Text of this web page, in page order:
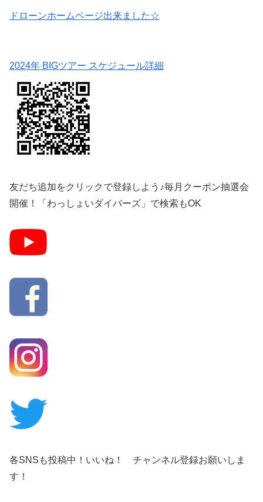
ドローンホームページ出来ました☆
2024年 BIGツアー スケジュール詳細
友だち追加をクリックで登録しよう♪毎月クーポン抽選会
開催！「わっしょいダイバーズ」で検索もOK
各SNSも投稿中！いいね！ チャンネル登録お願いしま
す！